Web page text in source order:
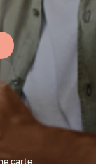
carte